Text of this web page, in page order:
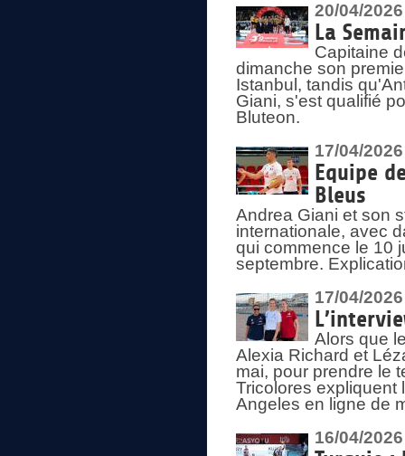
20/04/2026
La
Capitaine
dimanche son
Istanbul, tandis
Giani, s'est qualifié
Bluteon.
17/04/2026
Equipe
Bleus
Andrea Giani et son
internationale, avec
qui commence le 10
septembre.
17/04/2026
Alors que
Alexia Richard et
mai, pour prendre le
Tricolores expliquent
Angeles en ligne de
16/04/2026